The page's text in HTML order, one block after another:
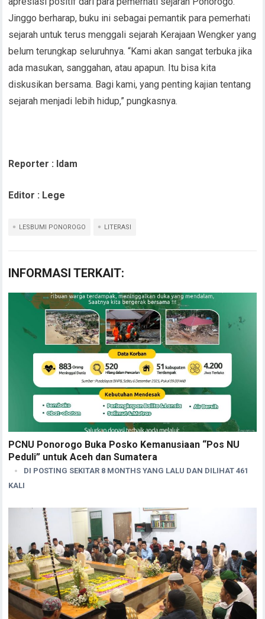
Jinggo berharap, buku ini sebagai pemantik para pemerhati
sejarah untuk terus menggali sejarah Kerajaan Wengker yang
belum terungkap seluruhnya. “Kami akan sangat terbuka jika
ada masukan, sanggahan, atau apapun. Itu bisa kita
diskusikan bersama. Bagi kami, yang penting kajian tentang
sejarah menjadi lebih hidup,” pungkasnya.
Reporter : Idam
Editor : Lege
LESBUMI PONOROGO LITERASI
INFORMASI TERKAIT:
PCNU Ponorogo Buka Posko Kemanusiaan “Pos NU
Peduli” untuk Aceh dan Sumatera
DI POSTING SEKITAR 8 MONTHS YANG LALU DAN DILIHAT 461
KALI